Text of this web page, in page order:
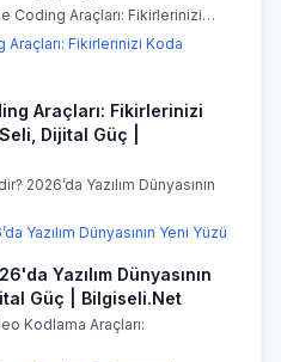
Coding Araçları: Fikirlerinizi…
Araçları: Fikirlerinizi Koda
Araçları: Fikirlerinizi
Dijital Güç |
2026’da Yazılım Dünyasının
Yazılım Dünyasının Yeni Yüzü
Yazılım Dünyasının
Güç | Bilgiseli.Net
Kodlama Araçları: